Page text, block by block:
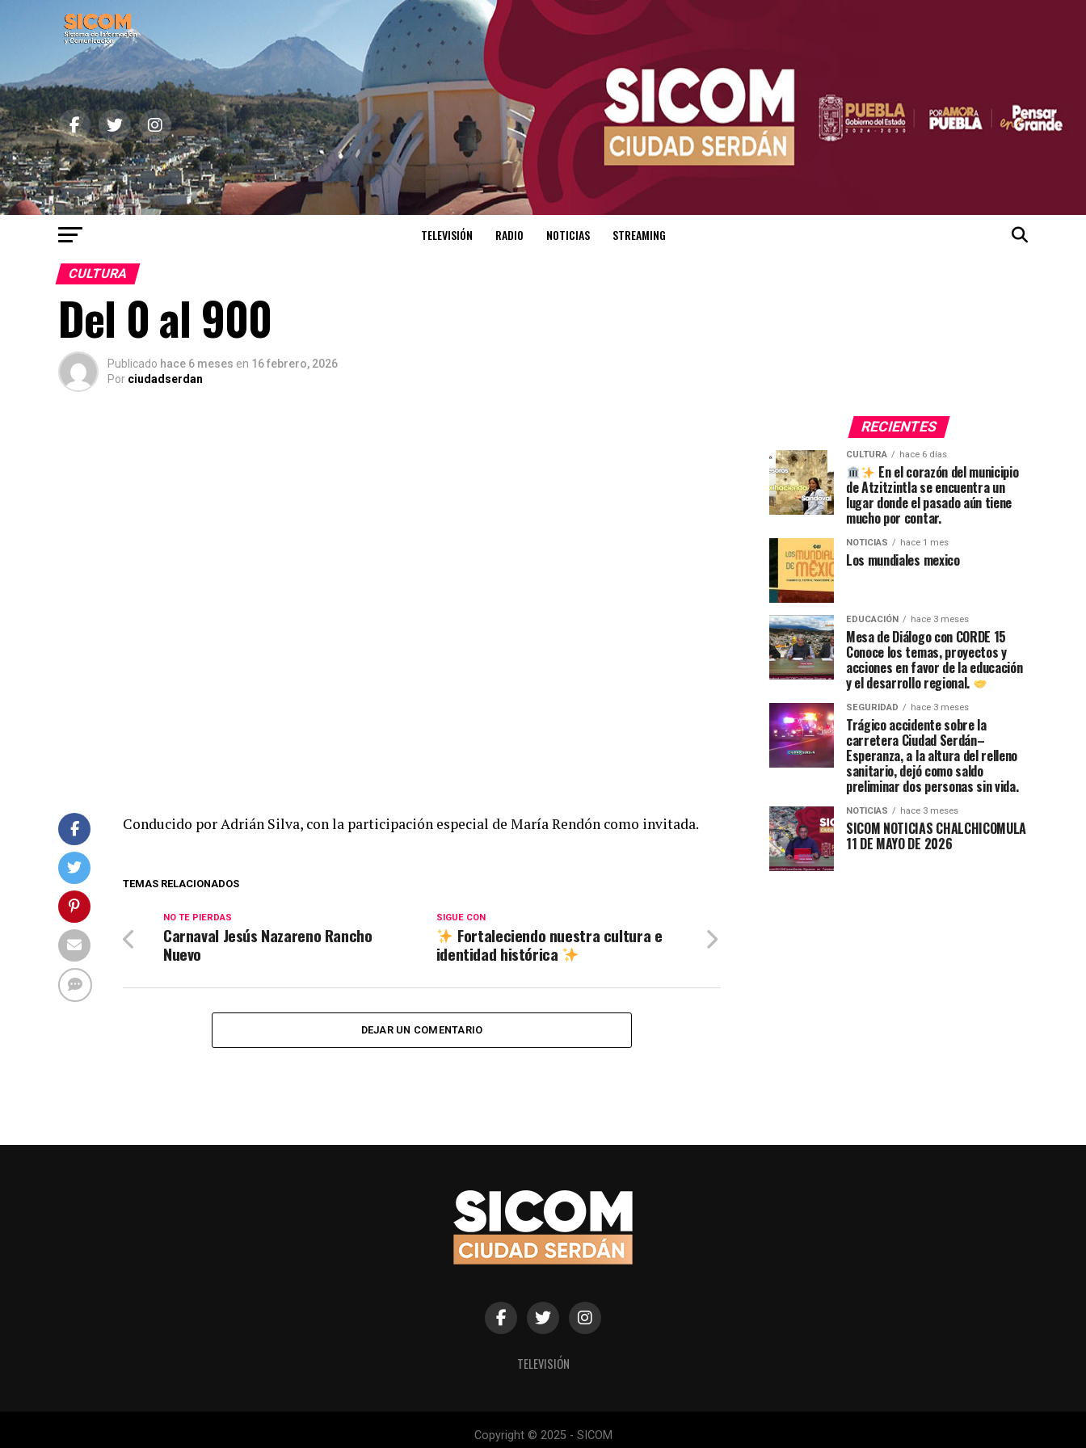
TELEVISIÓN RADIO NOTICIAS STREAMING
CULTURA
Del 0 al 900
Publicado hace 6 meses en 16 febrero, 2026
Por ciudadserdan
Conducido por Adrián Silva, con la participación especial de María Rendón como invitada.
TEMAS RELACIONADOS
SIGUE CON
Fortaleciendo nuestra cultura e
identidad histórica
NO TE PIERDAS
Carnaval Jesús Nazareno Rancho
Nuevo
DEJAR UN COMENTARIO
RECIENTES
CULTURA hace 6 días
En el corazón del municipio
de Atzitzintla se encuentra un
lugar donde el pasado aún tiene
mucho por contar.
NOTICIAS hace 1 mes
Los mundiales mexico
EDUCACIÓN hace 3 meses
Mesa de Diálogo con CORDE 15
Conoce los temas, proyectos y
acciones en favor de la educación
y el desarrollo regional.
SEGURIDAD hace 3 meses
Trágico accidente sobre la
carretera Ciudad Serdán–
Esperanza, a la altura del relleno
sanitario, dejó como saldo
preliminar dos personas sin vida.
NOTICIAS hace 3 meses
SICOM NOTICIAS CHALCHICOMULA
11 DE MAYO DE 2026
TELEVISIÓN
Copyright © 2025 - SICOM